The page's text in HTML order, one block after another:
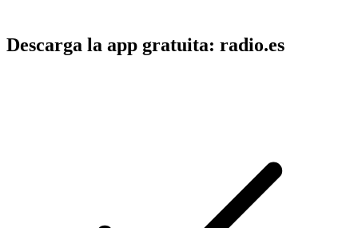
Descarga la app gratuita: radio.es